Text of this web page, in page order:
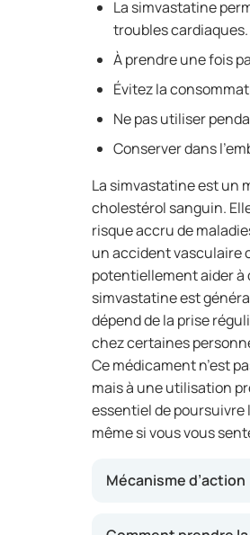
La simvastatine
troubles cardiaques.
À prendre une fois
Évitez la
Ne pas utiliser
Conserver dans
La simvastatine est un
cholestérol sanguin.
risque accru de
un accident vasculaire
potentiellement aider à
simvastatine est
dépend de la prise
chez certaines
Ce médicament n’est
mais à une utilisation
essentiel de
même si vous vous
Mécanisme d’action